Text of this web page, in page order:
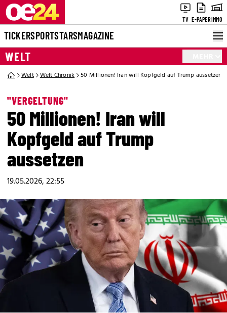
TV E-PAPERIMMO
TICKERSPORTSTARSMAGAZINE
WELT
Welt Welt Chronik 50 Millionen! Iran will Kopfgeld auf Trump aussetzen
"VERGELTUNG"
50 Millionen! Iran will
Kopfgeld auf Trump
aussetzen
19.05.2026, 22:55